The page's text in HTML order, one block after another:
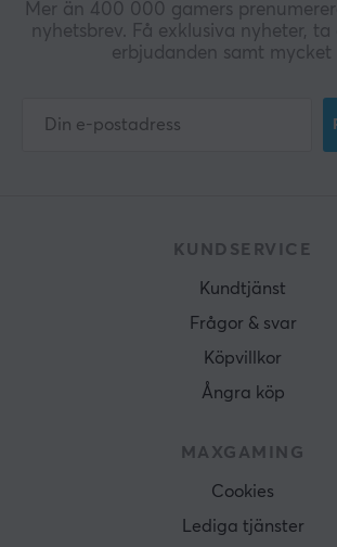
Mer än 400 000 gamers
nyhetsbrev. Få exklusiva nyheter,
erbjudanden samt mycket
KUNDSERVICE
Kundtjänst
Frågor & svar
Köpvillkor
Ångra köp
MAXGAMING
Cookies
Lediga tjänster